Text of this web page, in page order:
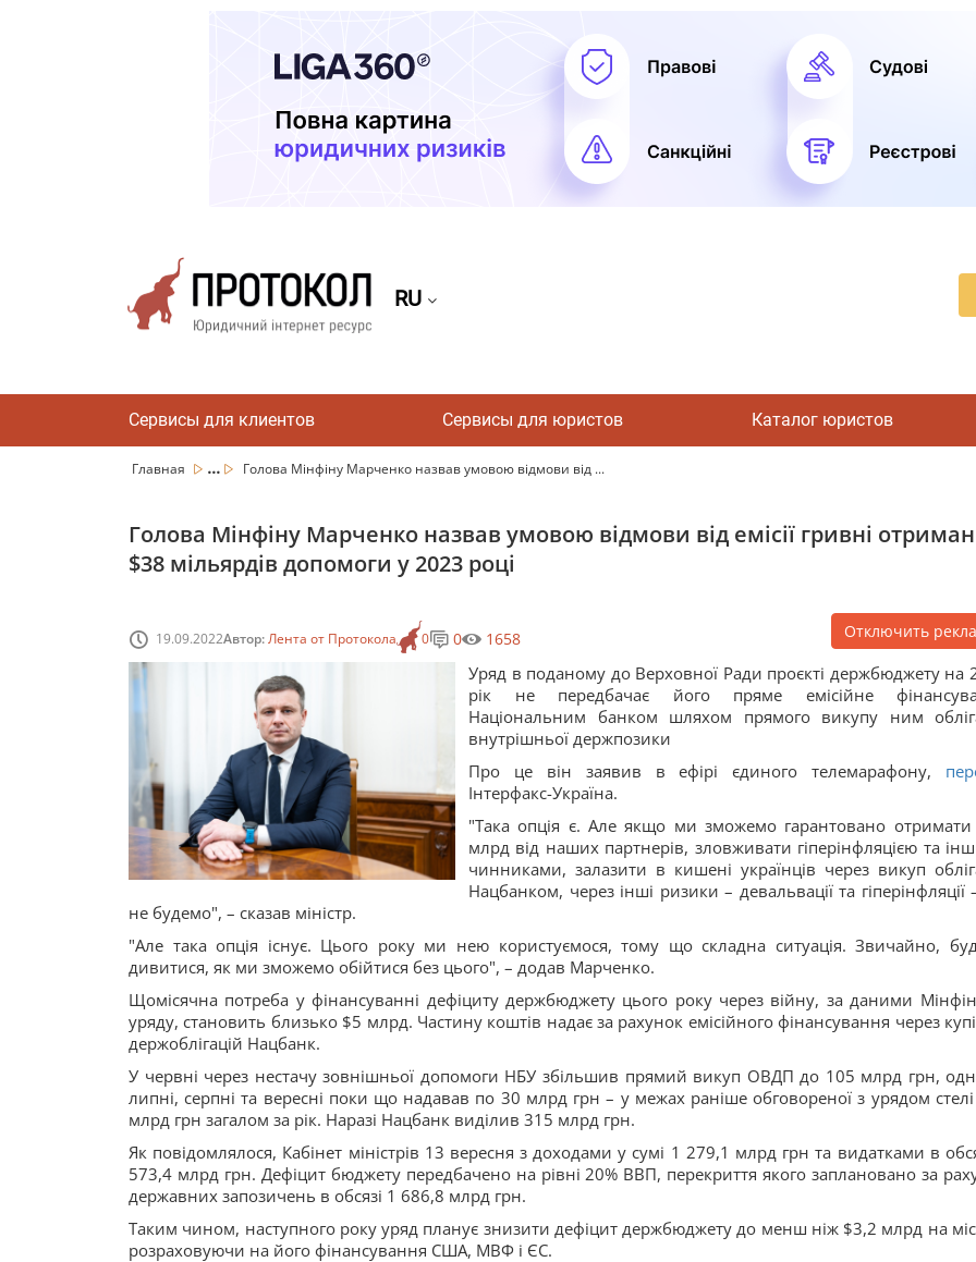
RU
Сервисы для клиентов Сервисы для юристов Каталог юристов
Главная ... Голова Мінфіну Марченко назвав умовою відмови від ...
Голова Мінфіну Марченко назвав умовою відмови від емісії гривні
$38 мільярдів допомоги у 2023 році
19.09.2022Автор:Лента от Протокола 0 0 1658 Отключить
Уряд в поданому до Верховної Ради проєкті держбюджету на
рік не передбачає його пряме емісійне
Національним банком шляхом прямого викупу ним
внутрішньої держпозики
Про це він заявив в ефірі єдиного телемарафону,
Інтерфакс-Україна.
"Така опція є. Але якщо ми зможемо гарантовано
млрд від наших партнерів, зловживати гіперінфляцією та
чинниками, залазити в кишені українців через викуп
Нацбанком, через інші ризики – девальвації та
не будемо", – сказав міністр.
"Але така опція існує. Цього року ми нею користуємося, тому що складна ситуація. Звичайно,
дивитися, як ми зможемо обійтися без цього", – додав Марченко.
Щомісячна потреба у фінансуванні дефіциту держбюджету цього року через війну, за даними
уряду, становить близько $5 млрд. Частину коштів надає за рахунок емісійного фінансування через
держоблігацій Нацбанк.
У червні через нестачу зовнішньої допомоги НБУ збільшив прямий викуп ОВДП до 105 млрд грн,
липні, серпні та вересні поки що надавав по 30 млрд грн – у межах раніше обговореної з урядом
млрд грн загалом за рік. Наразі Нацбанк виділив 315 млрд грн.
Як повідомлялося, Кабінет міністрів 13 вересня з доходами у сумі 1 279,1 млрд грн та видатками в
573,4 млрд грн. Дефіцит бюджету передбачено на рівні 20% ВВП, перекриття якого заплановано за
державних запозичень в обсязі 1 686,8 млрд грн.
Таким чином, наступного року уряд планує знизити дефіцит держбюджету до менш ніж $3,2 млрд на
розраховуючи на його фінансування США, МВФ і ЄС.